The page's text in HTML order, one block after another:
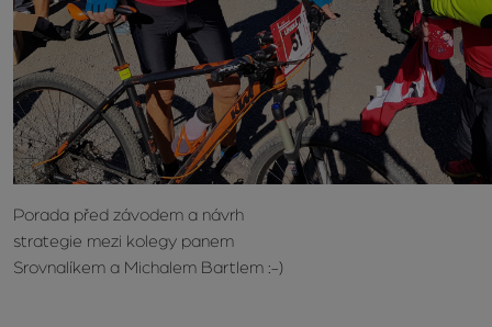
Porada před závodem a návrh
strategie mezi kolegy panem
Srovnalíkem a Michalem Bartlem :-)